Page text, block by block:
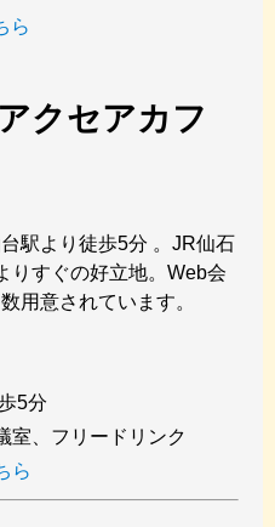
ら
クセアカフ
駅より徒歩5分 。JR仙石
りすぐの好立地。Web会
用意されています。
5分
室、フリードリンク
ら